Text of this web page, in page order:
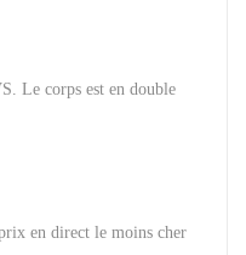
Le corps est en double
en direct le moins cher